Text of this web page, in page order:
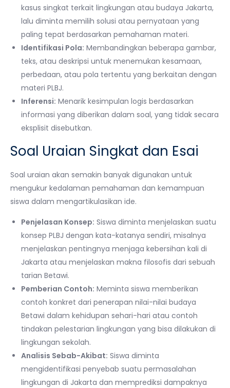
kasus singkat terkait lingkungan atau budaya Jakarta,
lalu diminta memilih solusi atau pernyataan yang
paling tepat berdasarkan pemahaman materi.
Identifikasi Pola: Membandingkan beberapa gambar,
teks, atau deskripsi untuk menemukan kesamaan,
perbedaan, atau pola tertentu yang berkaitan dengan
materi PLBJ.
Inferensi: Menarik kesimpulan logis berdasarkan
informasi yang diberikan dalam soal, yang tidak secara
eksplisit disebutkan.
Soal Uraian Singkat dan Esai
Soal uraian akan semakin banyak digunakan untuk
mengukur kedalaman pemahaman dan kemampuan
siswa dalam mengartikulasikan ide.
Penjelasan Konsep: Siswa diminta menjelaskan suatu
konsep PLBJ dengan kata-katanya sendiri, misalnya
menjelaskan pentingnya menjaga kebersihan kali di
Jakarta atau menjelaskan makna filosofis dari sebuah
tarian Betawi.
Pemberian Contoh: Meminta siswa memberikan
contoh konkret dari penerapan nilai-nilai budaya
Betawi dalam kehidupan sehari-hari atau contoh
tindakan pelestarian lingkungan yang bisa dilakukan di
lingkungan sekolah.
Analisis Sebab-Akibat: Siswa diminta
mengidentifikasi penyebab suatu permasalahan
lingkungan di Jakarta dan memprediksi dampaknya